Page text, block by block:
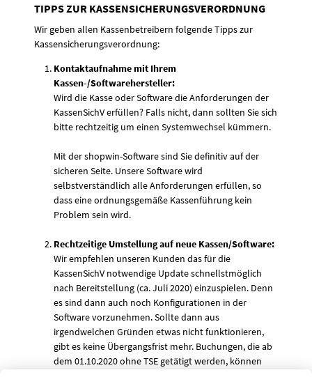
TIPPS ZUR KASSENSICHERUNGSVERORDNUNG
Wir geben allen Kassenbetreibern folgende Tipps zur
Kassensicherungsverordnung:
Kontaktaufnahme mit Ihrem
Kassen-/Softwarehersteller:
Wird die Kasse oder Software die Anforderungen der
KassenSichV erfüllen? Falls nicht, dann sollten Sie sich
bitte rechtzeitig um einen Systemwechsel kümmern.
Mit der shopwin-Software sind Sie definitiv auf der
sicheren Seite. Unsere Software wird
selbstverständlich alle Anforderungen erfüllen, so
dass eine ordnungsgemäße Kassenführung kein
Problem sein wird.
Rechtzeitige Umstellung auf neue Kassen/Software:
Wir empfehlen unseren Kunden das für die
KassenSichV notwendige Update schnellstmöglich
nach Bereitstellung (ca. Juli 2020) einzuspielen. Denn
es sind dann auch noch Konfigurationen in der
Software vorzunehmen. Sollte dann aus
irgendwelchen Gründen etwas nicht funktionieren,
gibt es keine Übergangsfrist mehr. Buchungen, die ab
dem 01.10.2020 ohne TSE getätigt werden, können